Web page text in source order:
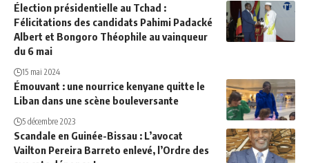
Élection présidentielle au Tchad :
Félicitations des candidats Pahimi Padacké
Albert et Bongoro Théophile au vainqueur
du 6 mai
15 mai 2024
Émouvant : une nourrice kenyane quitte le
Liban dans une scène bouleversante
5 décembre 2023
Scandale en Guinée-Bissau : L’avocat
Vailton Pereira Barreto enlevé, l’Ordre des